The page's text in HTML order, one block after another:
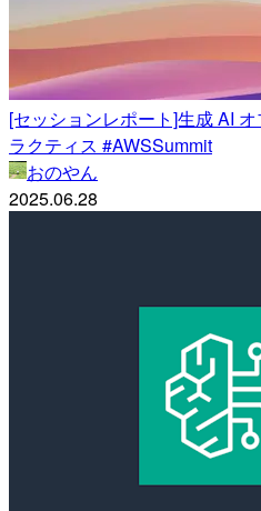
[セッションレポート]生成 AI
ラクティス #AWSSummit
おのやん
2025.06.28